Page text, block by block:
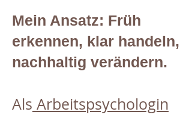
Mein Ansatz: Früh
erkennen, klar handeln,
nachhaltig verändern.
Als Arbeitspsychologin